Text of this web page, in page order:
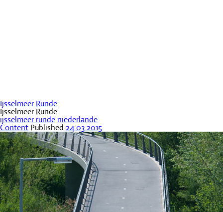
Ijsselmeer Runde
Ijsselmeer Runde
ijsselmeer runde niederlande
Content Published 24.03.2015